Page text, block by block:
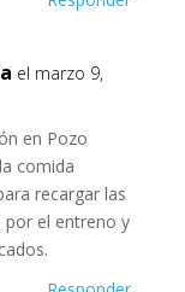
el marzo 9,
en Pozo
comida
recargar las
por el entreno y